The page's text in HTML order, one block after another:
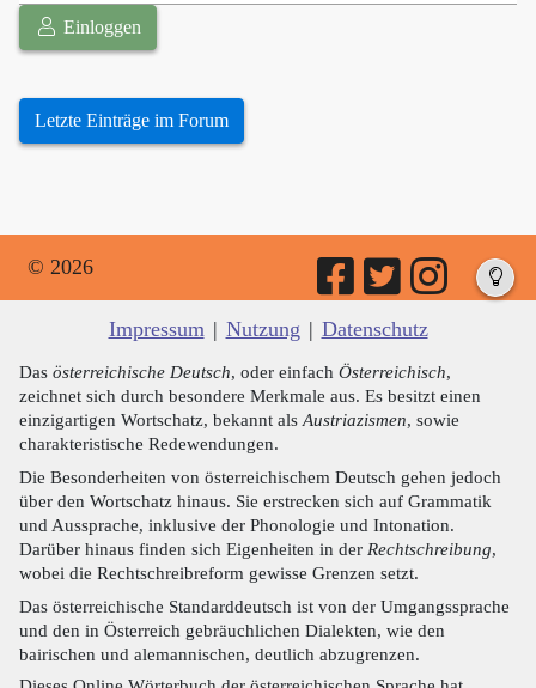
Einloggen
Letzte Einträge im Forum
© 2026
Impressum | Nutzung | Datenschutz
Das österreichische Deutsch, oder einfach Österreichisch,
zeichnet sich durch besondere Merkmale aus. Es besitzt einen
einzigartigen Wortschatz, bekannt als Austriazismen, sowie
charakteristische Redewendungen.
Die Besonderheiten von österreichischem Deutsch gehen jedoch
über den Wortschatz hinaus. Sie erstrecken sich auf Grammatik
und Aussprache, inklusive der Phonologie und Intonation.
Darüber hinaus finden sich Eigenheiten in der Rechtschreibung,
wobei die Rechtschreibreform gewisse Grenzen setzt.
Das österreichische Standarddeutsch ist von der Umgangssprache
und den in Österreich gebräuchlichen Dialekten, wie den
bairischen und alemannischen, deutlich abzugrenzen.